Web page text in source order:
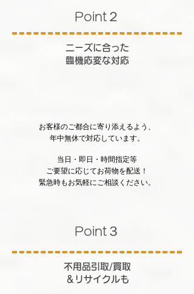
​Point２
​ニーズに合った
臨機応変な対応
お客様のご都合に寄り添えるよう、
年中無休で対応しています。
当日・即日・時間指定等
​ご要望に応じてお荷物を配送！
​緊急時もお気軽にご相談ください。
​Point３
​不用品引取/買取
＆ リサイクルも